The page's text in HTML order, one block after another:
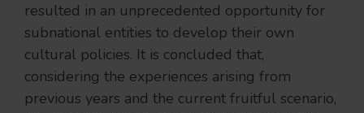
resulted in an unprecedented opportunity for
subnational entities to develop their own
cultural policies. It is concluded that,
considering the experiences arising from
previous years and the current fruitful scenario,